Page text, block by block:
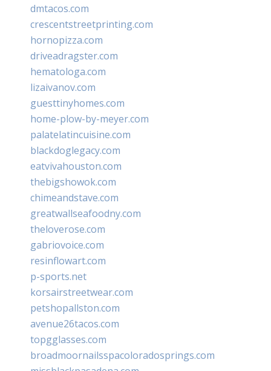
dmtacos.com
crescentstreetprinting.com
hornopizza.com
driveadragster.com
hematologa.com
lizaivanov.com
guesttinyhomes.com
home-plow-by-meyer.com
palatelatincuisine.com
blackdoglegacy.com
eatvivahouston.com
thebigshowok.com
chimeandstave.com
greatwallseafoodny.com
theloverose.com
gabriovoice.com
resinflowart.com
p-sports.net
korsairstreetwear.com
petshopallston.com
avenue26tacos.com
topgglasses.com
broadmoornailsspacoloradosprings.com